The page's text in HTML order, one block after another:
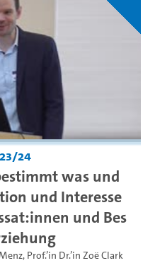
24
was und
und Interesse
und Bes
, Prof.’in Dr.’in Zoë Clark